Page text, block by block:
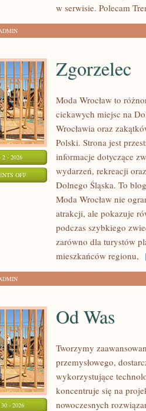
w serwisie. Polecam
2 - 2026
OFFON
ZGORZELEC
Zgorzelec
Moda Wrocław to
ciekawych miejsc na
Wrocławia oraz
Polski. Strona jest
informacje dotyczące
wydarzeń, rekreacji
Dolnego Śląska. To
Moda Wrocław nie
atrakcji, ale pokazuje
podczas szybkiego
zarówno dla turystów
mieszkańców regionu,
- 2026
Od Was
Tworzymy
przemysłowego,
wykorzystujące
koncentruje się na
nowoczesnych